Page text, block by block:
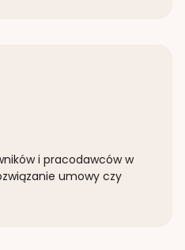
i pracodawców w
umowy czy